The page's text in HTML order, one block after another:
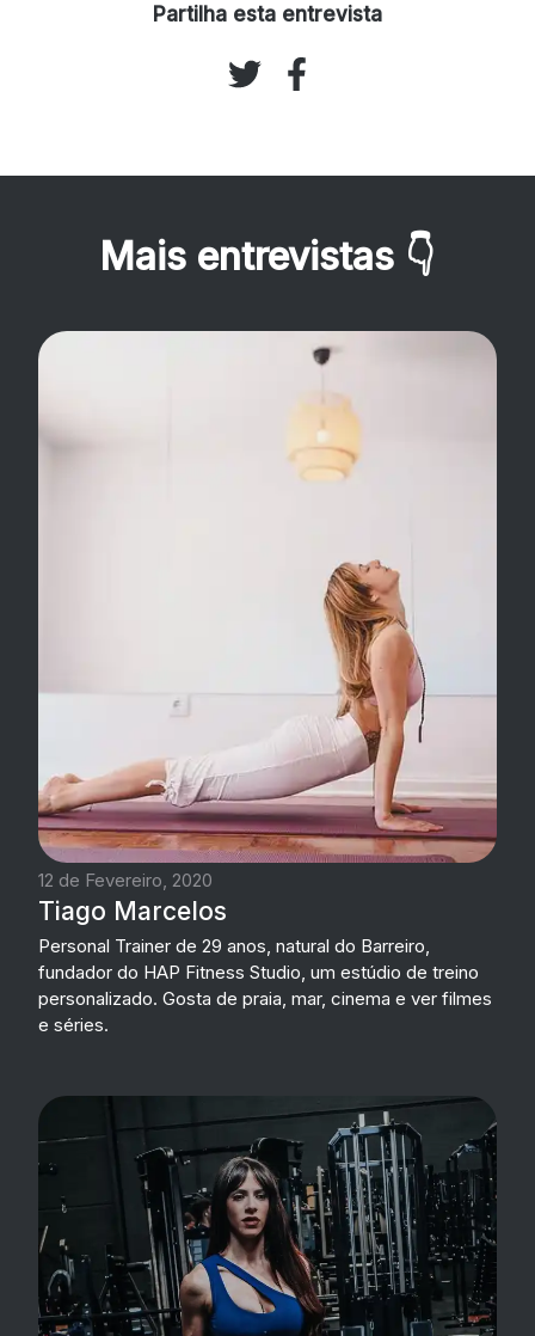
Partilha esta entrevista
Mais entrevistas 👇
12 de Fevereiro, 2020
Tiago Marcelos
Personal Trainer de 29 anos, natural do Barreiro,
fundador do HAP Fitness Studio, um estúdio de treino
personalizado. Gosta de praia, mar, cinema e ver filmes
e séries.